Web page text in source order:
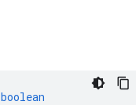
boolean